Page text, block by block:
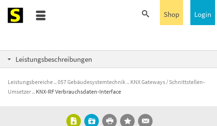
Login
Shop
Leistungsbeschreibungen
Leistungsbereiche 057 Gebäudesystemtechnik
KNX Gateways / Schnittstellen-
Umsetzer
KNX-RF Verbrauchsdaten-Interface